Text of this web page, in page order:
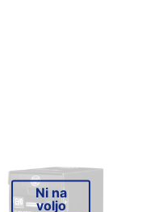
Ni na
voljo